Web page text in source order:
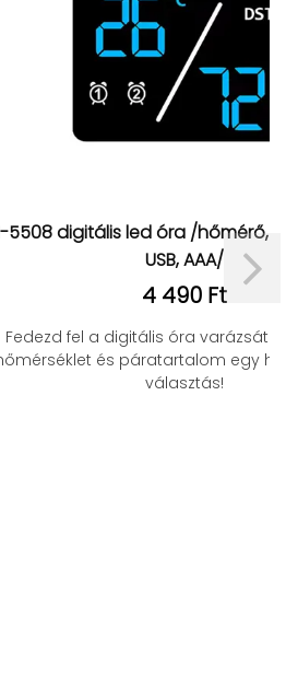
óra /hőmérő, páratartalom,
óra varázsát! Pontos idő,
egy helyen. Ideális